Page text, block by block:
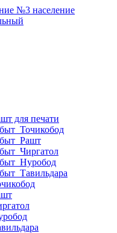
№3 население
для печати